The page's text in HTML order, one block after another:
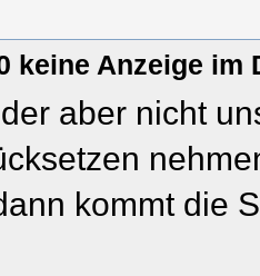
keine Anzeige im
aber nicht
kommt die